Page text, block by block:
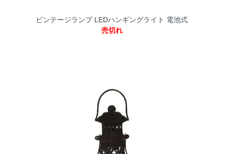
ビンテージランプ LEDハンギングライト 電池式
売切れ